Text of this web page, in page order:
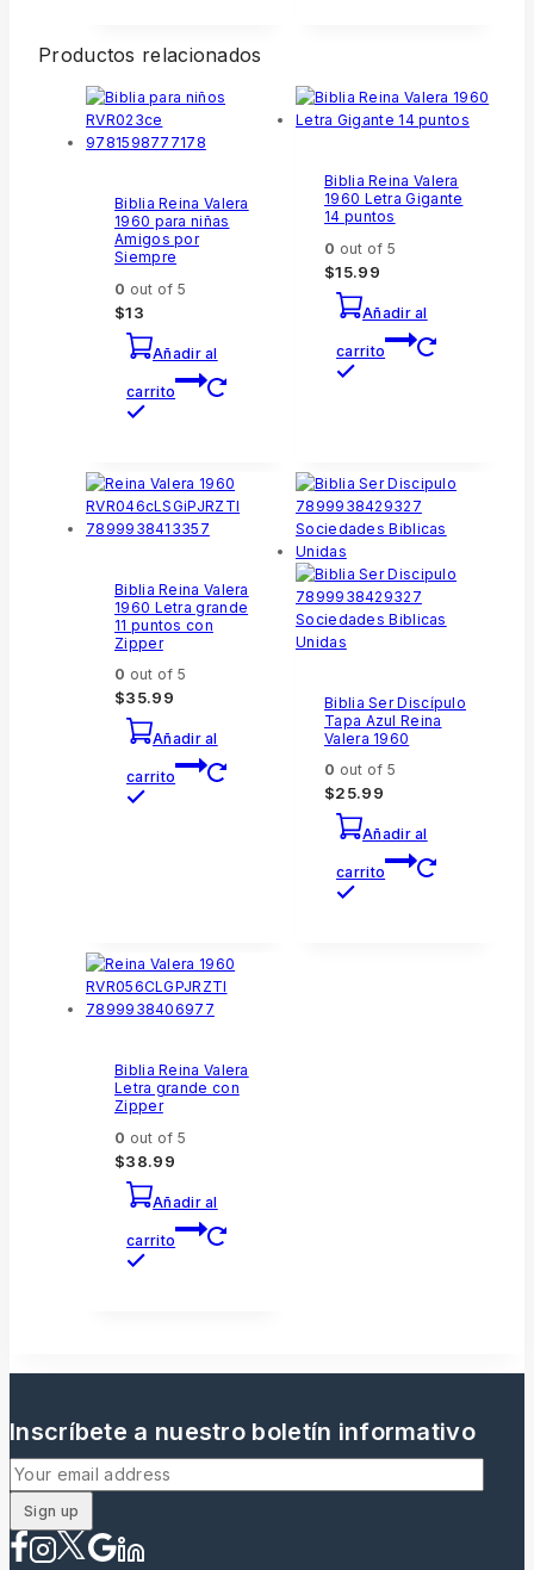
Productos relacionados
Biblia Reina Valera
1960 para niñas
Amigos por
Siempre
0 out of 5
$13
Añadir al
carrito
Biblia Reina Valera
1960 Letra Gigante
14 puntos
0 out of 5
$15.99
Añadir al
carrito
Biblia Reina Valera
1960 Letra grande
11 puntos con
Zipper
0 out of 5
$35.99
Añadir al
carrito
Biblia Ser Discípulo
Tapa Azul Reina
Valera 1960
0 out of 5
$25.99
Añadir al
carrito
Biblia Reina Valera
Letra grande con
Zipper
0 out of 5
$38.99
Añadir al
carrito
Inscríbete a nuestro boletín informativo